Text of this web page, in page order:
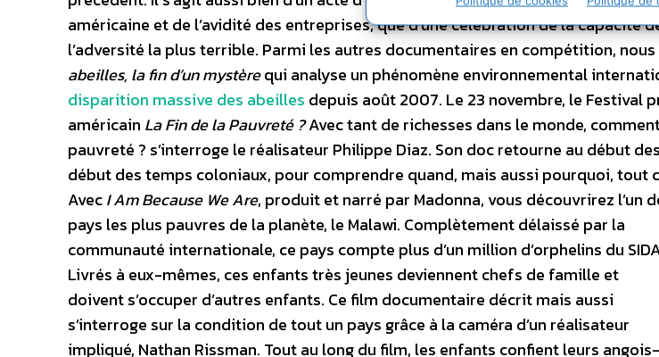
américaine et de l’avidité des entreprises, que d’une célébration de la capacité
l’adversité la plus terrible. Parmi les autres documentaires en compétition,
abeilles, la fin d’un mystèrequi analyse un phénomène environnemental
disparition massive des abeilles depuis août 2007. Le 23 novembre, le Festival
américain La Fin de la Pauvreté ?Avec tant de richesses dans le monde,
pauvreté ? s’interroge le réalisateur Philippe Diaz. Son doc retourne au début
début des temps coloniaux, pour comprendre quand, mais aussi pourquoi, tout
AvecI Am Because We Are, produit et narré par Madonna, vous découvrirez l’un
pays les plus pauvres de la planète, le Malawi. Complètement délaissé par la
communauté internationale, ce pays compte plus d’un million d’or­phelins du
Livrés à eux-mêmes, ces enfants très jeunes deviennent chefs de famille et
doivent s’occuper d’autres enfants. Ce film documentaire décrit mais aussi
s’interroge sur la condition de tout un pays grâce à la caméra d’un réalisateur
impliqué, Nathan Rissman. Tout au long du film, les enfants confient leurs angois­